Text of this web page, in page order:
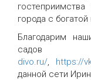
города с
Благодарим
divo.ru/, https://
данной сети